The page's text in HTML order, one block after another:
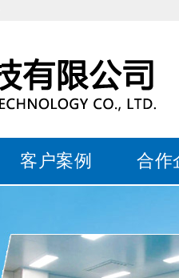
客户案例 合作